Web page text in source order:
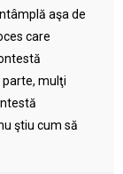
aşa de
care
parte, mulţi
ştiu cum să